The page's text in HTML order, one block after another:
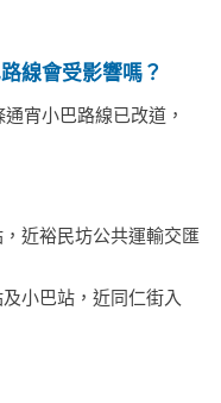
線會受影響嗎？
宵小巴路線已改道，
近裕民坊公共運輸交匯
小巴站，近同仁街入